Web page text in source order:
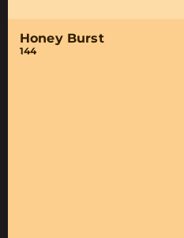
Honey Burst
144